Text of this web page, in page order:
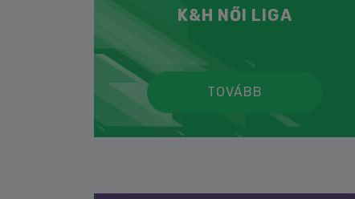
K&H NŐI LIGA
TOVÁBB